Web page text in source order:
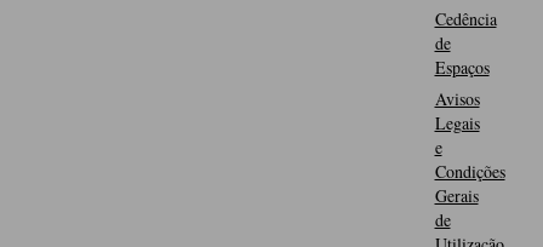
Cedência
de
Espaços
Avisos
Legais
e
Condições
Gerais
de